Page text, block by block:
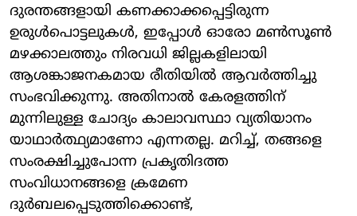
ദുരന്തങ്ങളായി കണക്കാക്കപ്പെട്ടിരുന്ന
ഉരുൾപൊട്ടലുകൾ, ഇപ്പോൾ ഓരോ മൺസൂൺ
മഴക്കാലത്തും നിരവധി ജില്ലകളിലായി
ആശങ്കാജനകമായ രീതിയിൽ ആവർത്തിച്ചു
സംഭവിക്കുന്നു. അതിനാൽ കേരളത്തിന്
മുന്നിലുള്ള ചോദ്യം കാലാവസ്ഥാ വ്യതിയാനം
യാഥാർത്ഥ്യമാണോ എന്നതല്ല. മറിച്ച്, തങ്ങളെ
സംരക്ഷിച്ചുപോന്ന പ്രകൃതിദത്ത
സംവിധാനങ്ങളെ ക്രമേണ
ദുർബലപ്പെടുത്തിക്കൊണ്ട്,